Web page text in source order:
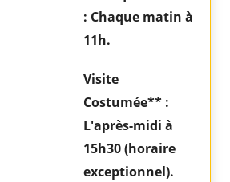
: Chaque matin à
11h.
Visite
Costumée** :
L'après-midi à
15h30 (horaire
exceptionnel).